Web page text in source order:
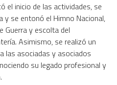
el inicio de las actividades, se
y se entonó el Himno Nacional,
Guerra y escolta del
Asimismo, se realizó un
las asociadas y asociados
su legado profesional y